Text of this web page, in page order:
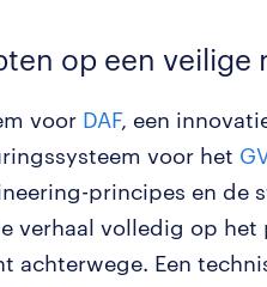
op een veilige
voor DAF, een
voor het
principes en de
verhaal volledig op het
achterwege. Een